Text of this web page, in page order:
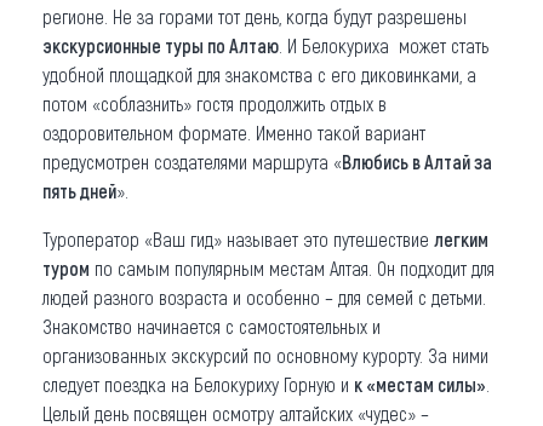
регионе. Не за горами тот день, когда будут разрешены
экскурсионные туры по Алтаю . И Белокуриха может стать
удобной площадкой для знакомства с его диковинками, а
потом «соблазнить» гостя продолжить отдых в
оздоровительном формате. Именно такой вариант
предусмотрен создателями маршрута «Влюбись в Алтай за
пять дней».
Туроператор «Ваш гид» называет это путешествие легким
туром по самым популярным местам Алтая. Он подходит для
людей разного возраста и особенно – для семей с детьми.
Знакомство начинается с самостоятельных и
организованных экскурсий по основному курорту. За ними
следует поездка на Белокуриху Горную и к «местам силы»
Целый день посвящен осмотру алтайских «чудес» –